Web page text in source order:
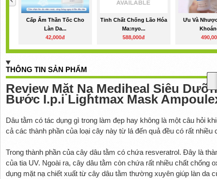
Cấp Ẩm Thần Tốc Cho
Làn Da...
42,000đ
Tinh Chất Chống Lão Hóa
Ma:nyo...
588,000đ
Ưu Và
THÔNG TIN SẢN PHẨM
Review Mặt Nạ Mediheal Siêu
Bước I.p.i Lightmax Mask
Dâu tằm có tác dụng gì trong làm đẹp hay không là một câu hỏi
cả các thành phần của loại cây này từ lá đến quả đều có rất
Trong thành phần của cây dâu tằm có chứa resveratrol. Đây là
của tia UV. Ngoài ra, cây dâu tằm còn chứa rất nhiều chất chống
dụng mặt nạ chiết xuất từ cây dâu tằm thường xuyên giúp làn da